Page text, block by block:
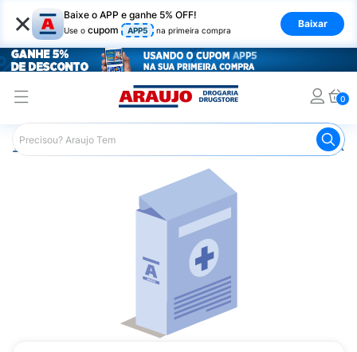
× Baixe o APP e ganhe 5% OFF!
Use o cupom APP5 na primeira compra
Baixar
0
Araujo Medicamentos